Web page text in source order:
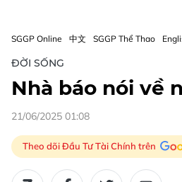
SGGP Online 中文 SGGP Thể Thao
ĐỜI SỐNG
Nhà báo nói về
21/06/2025 01:08
Theo dõi Đầu Tư Tài Chính trên